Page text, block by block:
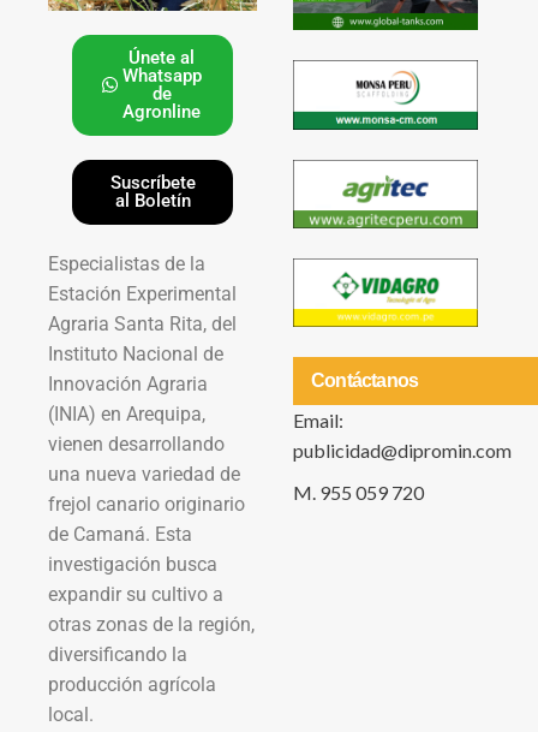
Únete al
Whatsapp
de
Agronline
Suscríbete
al Boletín
Especialistas de la
Estación Experimental
Agraria Santa Rita, del
Instituto Nacional de
Innovación Agraria
(INIA) en Arequipa,
vienen desarrollando
una nueva variedad de
frejol canario originario
de Camaná. Esta
investigación busca
expandir su cultivo a
otras zonas de la región,
diversificando la
producción agrícola
local.
Contáctanos
Email:
publicidad@dipromin.com
M. 955 059 720